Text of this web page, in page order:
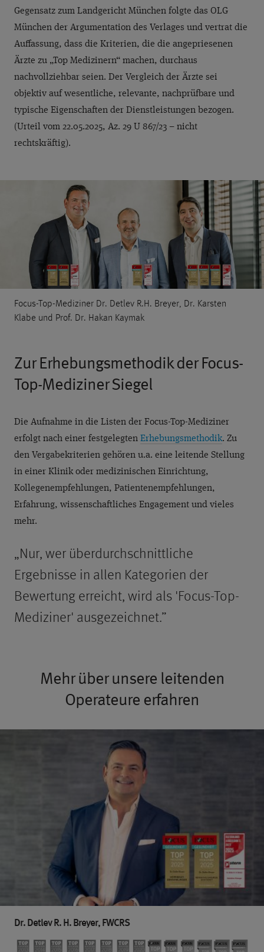
Gegensatz zum Landgericht München folgte das OLG
München der Argumentation des Verlages und vertrat die
Auffassung, dass die Kriterien, die die angepriesenen
Ärzte zu „Top Medizinern“ machen, durchaus
nachvollziehbar seien. Der Vergleich der Ärzte sei
objektiv auf wesentliche, relevante, nachprüfbare und
typische Eigenschaften der Dienstleistungen bezogen.
(Urteil vom 22.05.2025, Az. 29 U 867/23 – nicht
rechtskräftig).
Focus-Top-Mediziner Dr. Detlev R.H. Breyer, Dr. Karsten
Klabe und Prof. Dr. Hakan Kaymak
Zur Erhebungsmethodik der Focus-
Top-Mediziner Siegel
Die Aufnahme in die Listen der Focus-Top-Mediziner
erfolgt nach einer festgelegten Erhebungsmethodik. Zu
den Vergabekriterien gehören u.a. eine leitende Stellung
in einer Klinik oder medizinischen Einrichtung,
Kollegenempfehlungen, Patientenempfehlungen,
Erfahrung, wissenschaftliches Engagement und vieles
mehr.
„Nur, wer überdurchschnittliche
Ergebnisse in allen Kategorien der
Bewertung erreicht, wird als 'Focus-Top-
Mediziner' ausgezeichnet.”
Mehr über unsere leitenden
Operateure erfahren
Dr. Detlev R. H. Breyer, FWCRS